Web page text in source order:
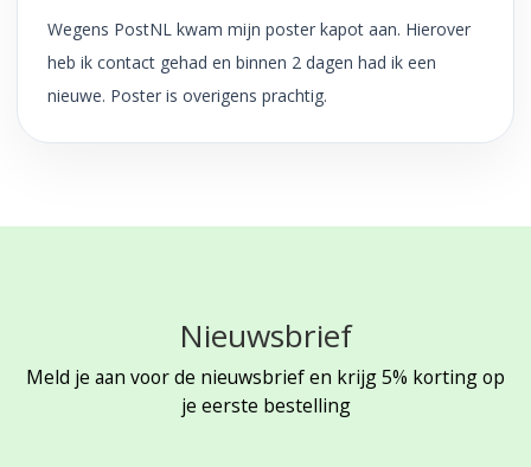
Wegens PostNL kwam mijn poster kapot aan. Hierover
heb ik contact gehad en binnen 2 dagen had ik een
nieuwe. Poster is overigens prachtig.
Nieuwsbrief
Meld je aan voor de nieuwsbrief en krijg 5% korting op
je eerste bestelling